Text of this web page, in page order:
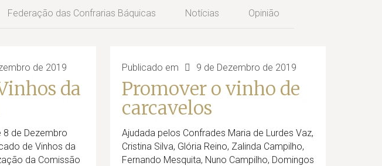
Federação das Confrarias Báquicas Notícias Opinião
de 2019
da
8 de Dezembro
de Vinhos da
da Comissão
Publicado em 9 de Dezembro de 2019
Promover o vinho de
carcavelos
Ajudada pelos Confrades Maria de Lurdes Vaz,
Cristina Silva, Glória Reino, Zalinda Campilho,
Fernando Mesquita, Nuno Campilho, Domingos